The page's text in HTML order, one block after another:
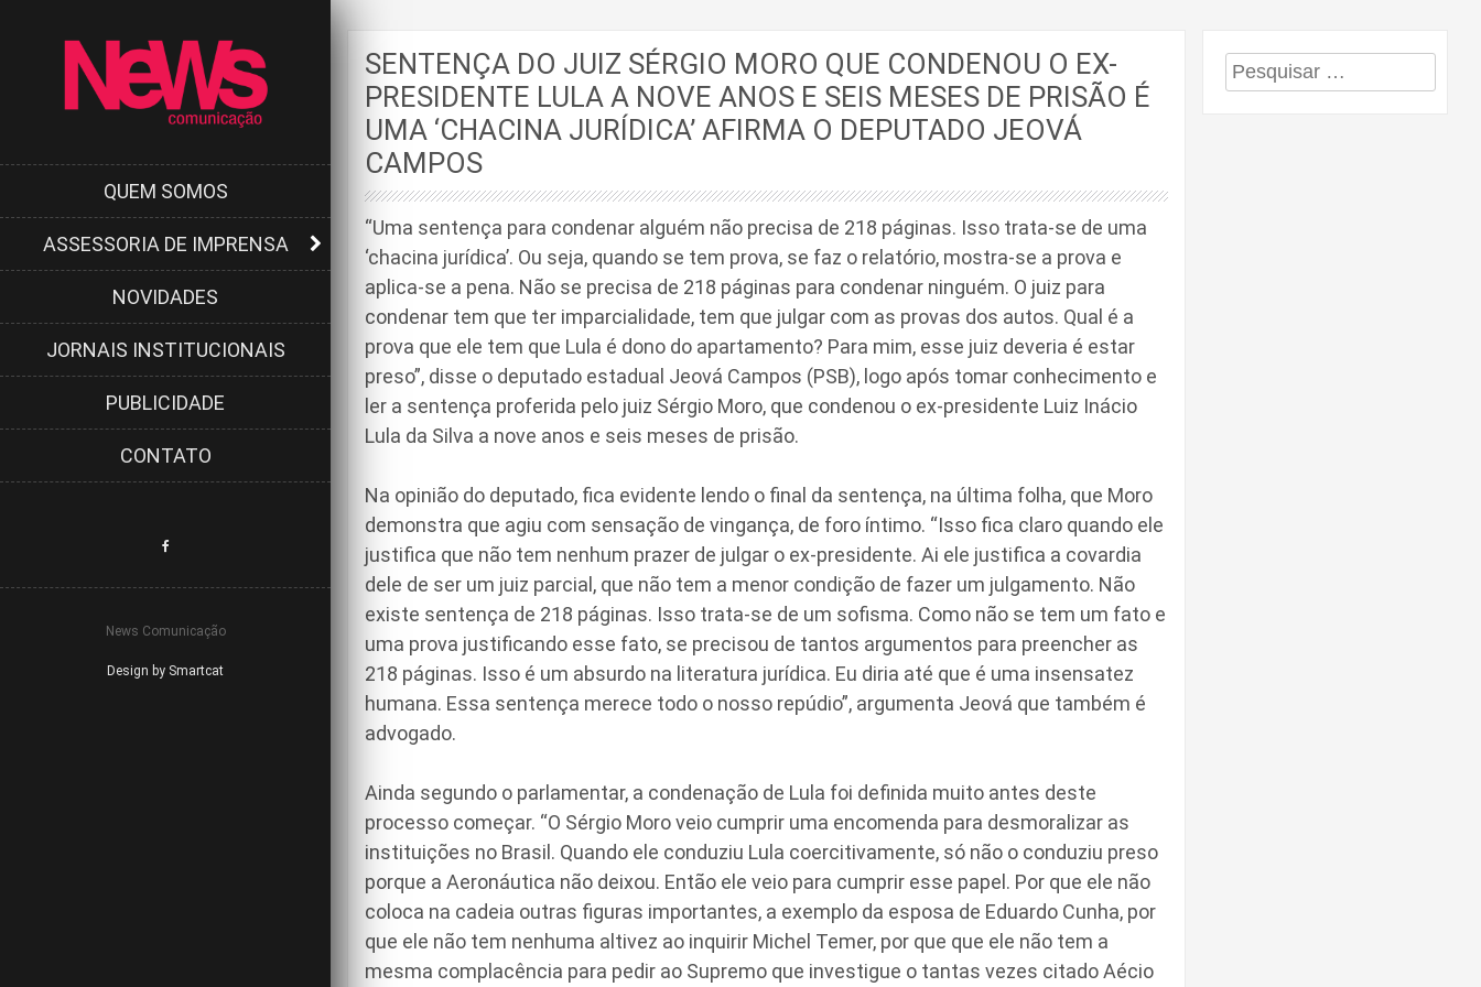
QUEM SOMOS
ASSESSORIA DE IMPRENSA
NOVIDADES
JORNAIS INSTITUCIONAIS
PUBLICIDADE
CONTATO
News Comunicação
Design by Smartcat
SENTENÇA DO JUIZ SÉRGIO MORO QUE CONDENOU O EX-
PRESIDENTE LULA A NOVE ANOS E SEIS MESES DE PRISÃO É
UMA ‘CHACINA JURÍDICA’ AFIRMA O DEPUTADO JEOVÁ
CAMPOS
“Uma sentença para condenar alguém não precisa de 218 páginas. Isso trata-se de uma
‘chacina jurídica’. Ou seja, quando se tem prova, se faz o relatório, mostra-se a prova e
aplica-se a pena. Não se precisa de 218 páginas para condenar ninguém. O juiz para
condenar tem que ter imparcialidade, tem que julgar com as provas dos autos. Qual é a
prova que ele tem que Lula é dono do apartamento? Para mim, esse juiz deveria é estar
preso”, disse o deputado estadual Jeová Campos (PSB), logo após tomar conhecimento e
ler a sentença proferida pelo juiz Sérgio Moro, que condenou o ex-presidente Luiz Inácio
Lula da Silva a nove anos e seis meses de prisão.
Na opinião do deputado, fica evidente lendo o final da sentença, na última folha, que Moro
demonstra que agiu com sensação de vingança, de foro íntimo. “Isso fica claro quando ele
justifica que não tem nenhum prazer de julgar o ex-presidente. Ai ele justifica a covardia
dele de ser um juiz parcial, que não tem a menor condição de fazer um julgamento. Não
existe sentença de 218 páginas. Isso trata-se de um sofisma. Como não se tem um fato e
uma prova justificando esse fato, se precisou de tantos argumentos para preencher as
218 páginas. Isso é um absurdo na literatura jurídica. Eu diria até que é uma insensatez
humana. Essa sentença merece todo o nosso repúdio”, argumenta Jeová que também é
advogado.
Ainda segundo o parlamentar, a condenação de Lula foi definida muito antes deste
processo começar. “O Sérgio Moro veio cumprir uma encomenda para desmoralizar as
instituições no Brasil. Quando ele conduziu Lula coercitivamente, só não o conduziu preso
porque a Aeronáutica não deixou. Então ele veio para cumprir esse papel. Por que ele não
coloca na cadeia outras figuras importantes, a exemplo da esposa de Eduardo Cunha, por
que ele não tem nenhuma altivez ao inquirir Michel Temer, por que que ele não tem a
mesma complacência para pedir ao Supremo que investigue o tantas vezes citado Aécio
Pesquisar
por: